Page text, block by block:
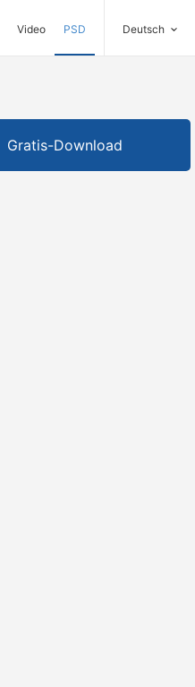
Video PSD Deutsch
Gratis-Download